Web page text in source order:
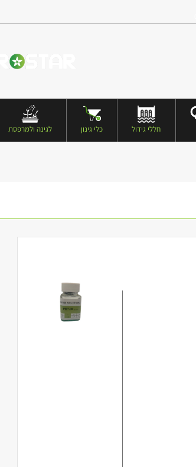
חללי גידול כלי גינון לגינה ולמרפסת